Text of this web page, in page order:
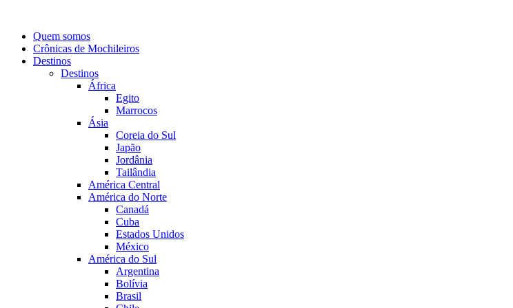
Quem somos
Crônicas de Mochileiros
Destinos
Destinos
África
Egito
Marrocos
Ásia
Coreia do Sul
Japão
Jordânia
Tailândia
América Central
América do Norte
Canadá
Cuba
Estados Unidos
México
América do Sul
Argentina
Bolívia
Brasil